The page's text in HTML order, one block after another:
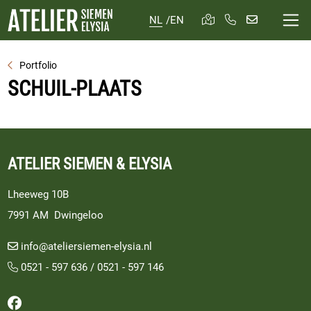
NL /EN
Portfolio
SCHUIL-PLAATS
ATELIER SIEMEN & ELYSIA
Lheeweg 10B
7991 AM Dwingeloo
info@ateliersiemen-elysia.nl
0521 - 597 636 /0521 - 597 146
Volg ons op Facebook